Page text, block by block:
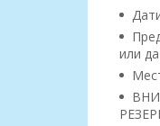
или